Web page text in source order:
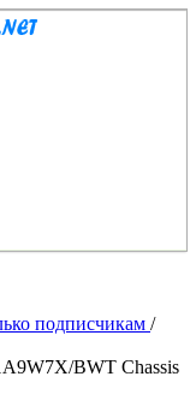
подписчикам /
BWT Chassis